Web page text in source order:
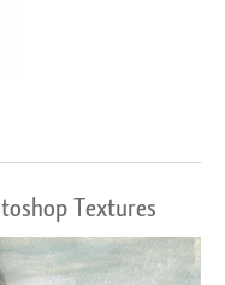
Textures